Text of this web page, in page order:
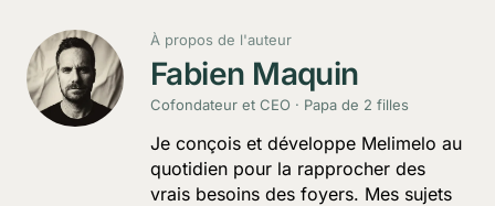
À propos de l'auteur
Fabien Maquin
Cofondateur et CEO · Papa de 2 filles
Je conçois et développe Melimelo au
quotidien pour la rapprocher des
vrais besoins des foyers. Mes sujets